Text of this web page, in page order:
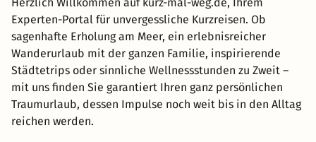
Experten-Portal für unvergessliche Kurzreisen. Ob
sagenhafte Erholung am Meer, ein erlebnisreicher
Wanderurlaub mit der ganzen Familie, inspirierende
Städtetrips oder sinnliche Wellnessstunden zu Zweit –
mit uns finden Sie garantiert Ihren ganz persönlichen
Traumurlaub, dessen Impulse noch weit bis in den Alltag
reichen werden.